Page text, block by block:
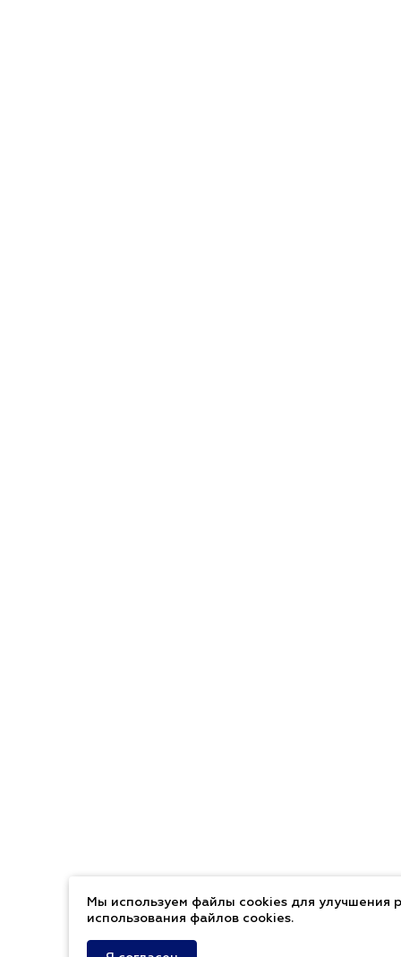
Мы используем файлы cookies для улучшения
использования файлов cookies.